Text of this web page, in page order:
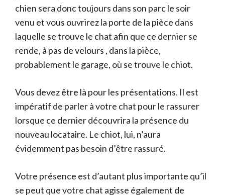
chien sera donc toujours dans son parc le soir
venu et vous ouvrirez la porte de la pièce dans
laquelle se trouve le chat afin que ce dernier se
rende, à pas de velours , dans la pièce,
probablement le garage, où se trouve le chiot.
Vous devez être là pour les présentations. Il est
impératif de parler à votre chat pour le rassurer
lorsque ce dernier découvrira la présence du
nouveau locataire. Le chiot, lui, n’aura
évidemment pas besoin d’être rassuré.
Votre présence est d’autant plus importante qu’il
se peut que votre chat agisse également de